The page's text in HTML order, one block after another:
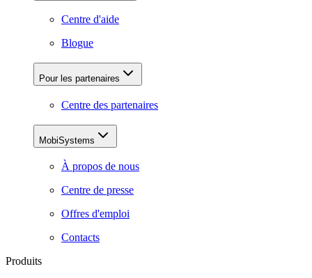
Centre d'aide
Blogue
Pour les partenaires
Centre des partenaires
MobiSystems
À propos de nous
Centre de presse
Offres d'emploi
Contacts
Produits